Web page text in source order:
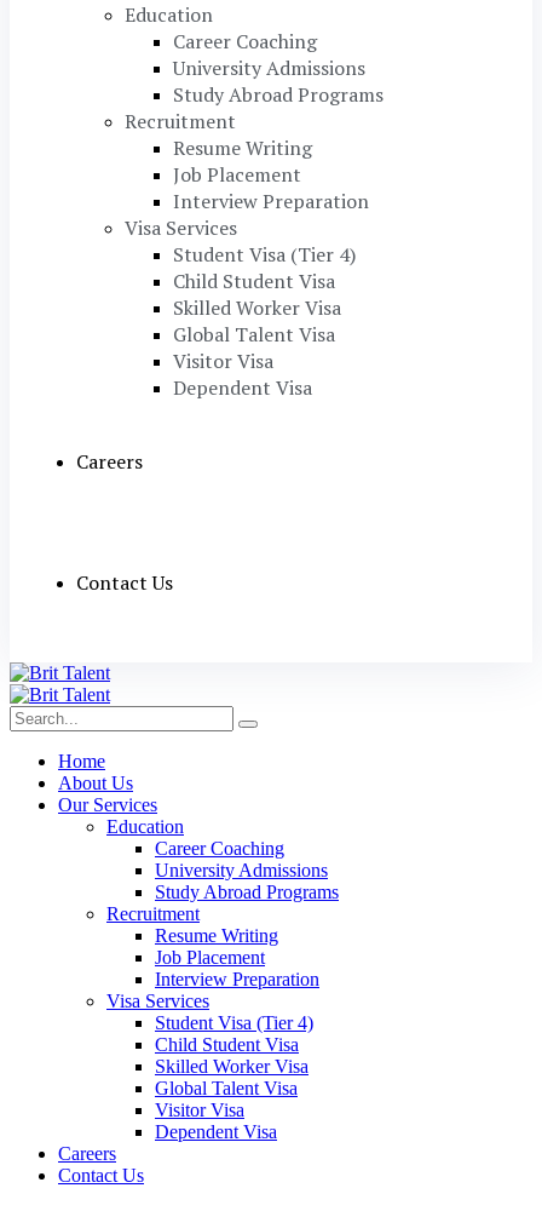
Education
Career Coaching
University Admissions
Study Abroad Programs
Recruitment
Resume Writing
Job Placement
Interview Preparation
Visa Services
Student Visa (Tier 4)
Child Student Visa
Skilled Worker Visa
Global Talent Visa
Visitor Visa
Dependent Visa
Careers
Contact Us
Home
About Us
Our Services
Education
Career Coaching
University Admissions
Study Abroad Programs
Recruitment
Resume Writing
Job Placement
Interview Preparation
Visa Services
Student Visa (Tier 4)
Child Student Visa
Skilled Worker Visa
Global Talent Visa
Visitor Visa
Dependent Visa
Careers
Contact Us